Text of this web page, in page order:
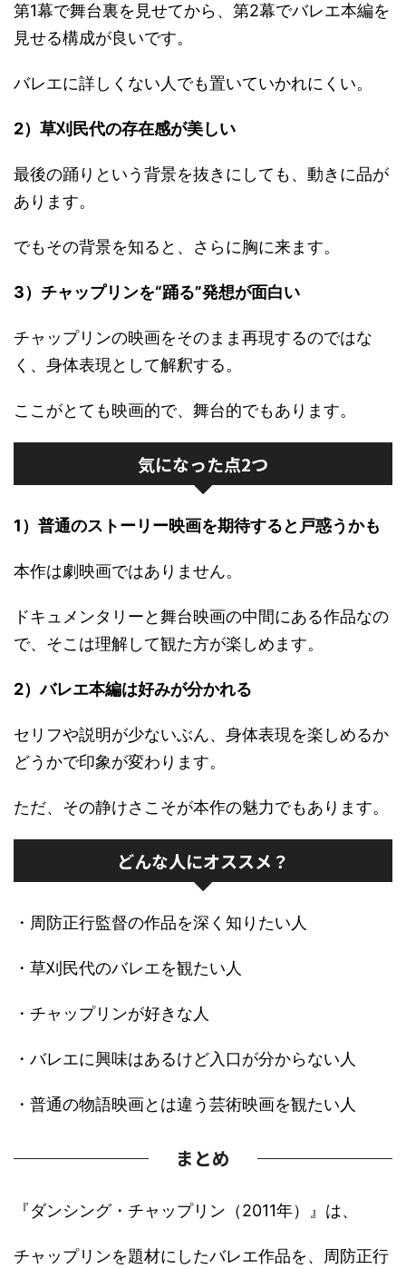
第1幕で舞台裏を見せてから、第2幕でバレエ本編を
見せる構成が良いです。
バレエに詳しくない人でも置いていかれにくい。
2）草刈民代の存在感が美しい
最後の踊りという背景を抜きにしても、動きに品が
あります。
でもその背景を知ると、さらに胸に来ます。
3）チャップリンを“踊る”発想が面白い
チャップリンの映画をそのまま再現するのではな
く、身体表現として解釈する。
ここがとても映画的で、舞台的でもあります。
気になった点2つ
1）普通のストーリー映画を期待すると戸惑うかも
本作は劇映画ではありません。
ドキュメンタリーと舞台映画の中間にある作品なの
で、そこは理解して観た方が楽しめます。
2）バレエ本編は好みが分かれる
セリフや説明が少ないぶん、身体表現を楽しめるか
どうかで印象が変わります。
ただ、その静けさこそが本作の魅力でもあります。
どんな人にオススメ？
・周防正行監督の作品を深く知りたい人
・草刈民代のバレエを観たい人
・チャップリンが好きな人
・バレエに興味はあるけど入口が分からない人
・普通の物語映画とは違う芸術映画を観たい人
まとめ
『ダンシング・チャップリン（2011年）』は、
チャップリンを題材にしたバレエ作品を、周防正行